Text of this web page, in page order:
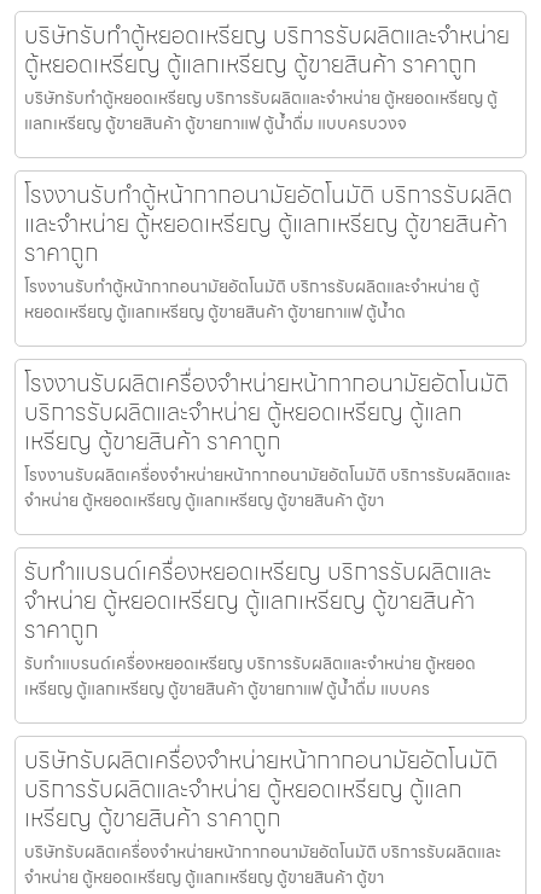
บริษัทรับทำตู้หยอดเหรียญ บริการรับผลิตและจำหน่าย
ตู้หยอดเหรียญ ตู้แลกเหรียญ ตู้ขายสินค้า ราคาถูก
บริษัทรับทำตู้หยอดเหรียญ บริการรับผลิตและจำหน่าย ตู้หยอดเหรียญ ตู้
แลกเหรียญ ตู้ขายสินค้า ตู้ขายกาแฟ ตู้น้ำดื่ม แบบครบวงจ
โรงงานรับทำตู้หน้ากากอนามัย​อัตโนมัติ บริการรับผลิต
และจำหน่าย ตู้หยอดเหรียญ ตู้แลกเหรียญ ตู้ขายสินค้า
ราคาถูก
โรงงานรับทำตู้หน้ากากอนามัย​อัตโนมัติ บริการรับผลิตและจำหน่าย ตู้
หยอดเหรียญ ตู้แลกเหรียญ ตู้ขายสินค้า ตู้ขายกาแฟ ตู้น้ำด
โรงงานรับผลิตเครื่องจำหน่ายหน้ากากอนามัย​อัตโนมัติ
บริการรับผลิตและจำหน่าย ตู้หยอดเหรียญ ตู้แลก
เหรียญ ตู้ขายสินค้า ราคาถูก
โรงงานรับผลิตเครื่องจำหน่ายหน้ากากอนามัย​อัตโนมัติ บริการรับผลิตและ
จำหน่าย ตู้หยอดเหรียญ ตู้แลกเหรียญ ตู้ขายสินค้า ตู้ขา
รับทำแบรนด์เครื่องหยอดเหรียญ บริการรับผลิตและ
จำหน่าย ตู้หยอดเหรียญ ตู้แลกเหรียญ ตู้ขายสินค้า
ราคาถูก
รับทำแบรนด์เครื่องหยอดเหรียญ บริการรับผลิตและจำหน่าย ตู้หยอด
เหรียญ ตู้แลกเหรียญ ตู้ขายสินค้า ตู้ขายกาแฟ ตู้น้ำดื่ม แบบคร
บริษัทรับผลิตเครื่องจำหน่ายหน้ากากอนามัย​อัตโนมัติ
บริการรับผลิตและจำหน่าย ตู้หยอดเหรียญ ตู้แลก
เหรียญ ตู้ขายสินค้า ราคาถูก
บริษัทรับผลิตเครื่องจำหน่ายหน้ากากอนามัย​อัตโนมัติ บริการรับผลิตและ
จำหน่าย ตู้หยอดเหรียญ ตู้แลกเหรียญ ตู้ขายสินค้า ตู้ขา